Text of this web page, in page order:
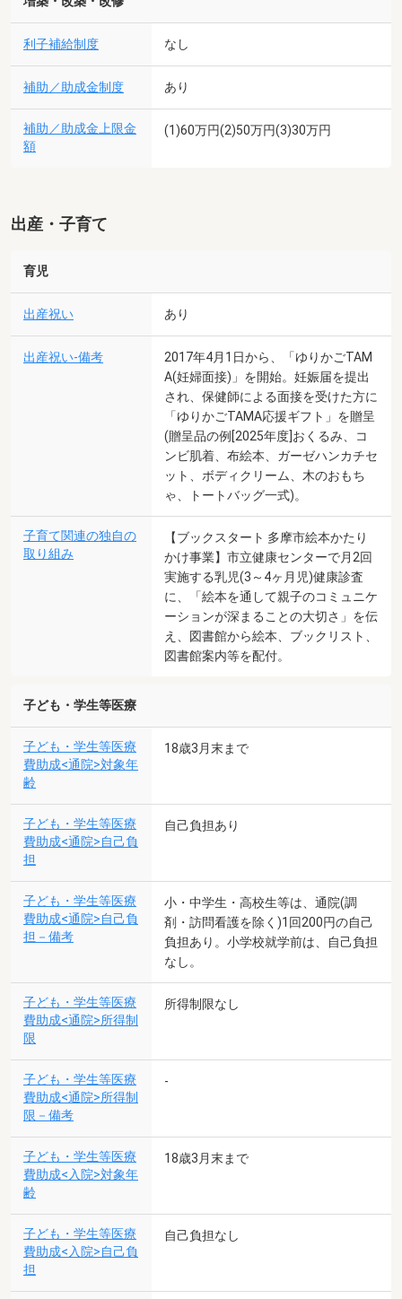
利子補給制度 なし
補助／助成金制度 あり
補助／助成金上限金
額
(1)60万円(2)50万円(3)30万円
出産・子育て
育児
出産祝い あり
出産祝い-備考
2017年4月1日から、「ゆりかごTAM
A(妊婦面接)」を開始。妊娠届を提出
され、保健師による面接を受けた方に
「ゆりかごTAMA応援ギフト」を贈呈
(贈呈品の例[2025年度]おくるみ、コ
ンビ肌着、布絵本、ガーゼハンカチセ
ット、ボディクリーム、木のおもち
ゃ、トートバッグ一式)。
子育て関連の独自の
取り組み
【ブックスタート 多摩市絵本かたり
かけ事業】市立健康センターで月2回
実施する乳児(3～4ヶ月児)健康診査
に、「絵本を通して親子のコミュニケ
ーションが深まることの大切さ」を伝
え、図書館から絵本、ブックリスト、
図書館案内等を配付。
子ども・学生等医療
子ども・学生等医療
費助成<通院>対象年
齢
18歳3月末まで
子ども・学生等医療
費助成<通院>自己負
担
自己負担あり
子ども・学生等医療
費助成<通院>自己負
担－備考
小・中学生・高校生等は、通院(調
剤・訪問看護を除く)1回200円の自己
負担あり。小学校就学前は、自己負担
なし。
子ども・学生等医療
費助成<通院>所得制
限
所得制限なし
子ども・学生等医療
費助成<通院>所得制
限－備考
-
子ども・学生等医療
費助成<入院>対象年
齢
18歳3月末まで
子ども・学生等医療
費助成<入院>自己負
担
自己負担なし